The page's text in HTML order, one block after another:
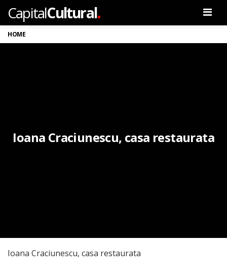
CapitalCultural.
HOME
Ioana Craciunescu, casa restaurata
Ioana Craciunescu, casa restaurata